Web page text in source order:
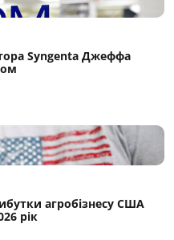
Syngenta Джеффа
агробізнесу США
рік